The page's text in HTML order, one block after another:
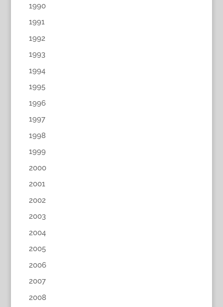
1990
1991
1992
1993
1994
1995
1996
1997
1998
1999
2000
2001
2002
2003
2004
2005
2006
2007
2008